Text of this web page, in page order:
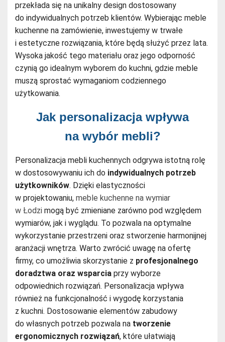
przekłada się na unikalny design dostosowany
do indywidualnych potrzeb klientów. Wybierając meble
kuchenne na zamówienie, inwestujemy w trwałe
i estetyczne rozwiązania, które będą służyć przez lata.
Wysoka jakość tego materiału oraz jego odporność
czynią go idealnym wyborem do kuchni, gdzie meble
muszą sprostać wymaganiom codziennego
użytkowania.
Jak personalizacja wpływa
na wybór mebli?
Personalizacja mebli kuchennych odgrywa istotną rolę
w dostosowywaniu ich do indywidualnych potrzeb
użytkowników. Dzięki elastyczności
w projektowaniu, meble kuchenne na wymiar
w Łodzi mogą być zmieniane zarówno pod względem
wymiarów, jak i wyglądu. To pozwala na optymalne
wykorzystanie przestrzeni oraz stworzenie harmonijnej
aranżacji wnętrza. Warto zwrócić uwagę na ofertę
firmy, co umożliwia skorzystanie z profesjonalnego
doradztwa oraz wsparcia przy wyborze
odpowiednich rozwiązań. Personalizacja wpływa
również na funkcjonalność i wygodę korzystania
z kuchni. Dostosowanie elementów zabudowy
do własnych potrzeb pozwala na tworzenie
ergonomicznych rozwiązań, które ułatwiają